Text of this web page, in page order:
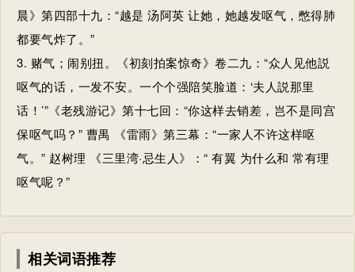
晨》第四部十九：“越是 汤阿英 让她，她越发呕气，憋得肺
都要气炸了。”
3. 赌气；闹别扭。《初刻拍案惊奇》卷二九：“众人见他説
呕气的话，一发不安。一个个强陪笑脸道：‘夫人説那里
话！’”《老残游记》第十七回：“你这样去销差，岂不是同宫
保呕气吗？” 曹禺 《雷雨》第三幕：“一家人不许这样呕
气。” 赵树理 《三里湾·忌生人》：“ 有翼 为什么和 常有理
呕气呢？”
相关词语推荐